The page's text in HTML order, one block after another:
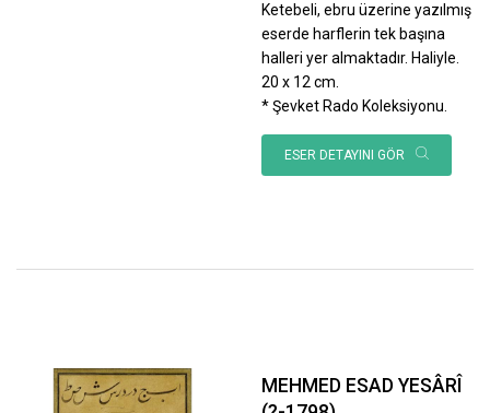
Ketebeli, ebru üzerine yazılmış
eserde harflerin tek başına
halleri yer almaktadır. Haliyle.
20 x 12 cm.
* Şevket Rado Koleksiyonu.
ESER DETAYINI GÖR
MEHMED ESAD YESÂRÎ